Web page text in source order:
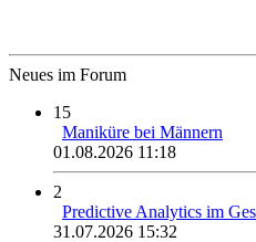
Neues im Forum
15
Maniküre bei Männern
01.08.2026 11:18
2
Predictive Analytics im
31.07.2026 15:32